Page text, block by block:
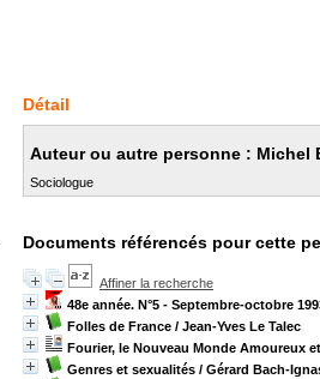
Détail
Auteur ou autre personne : Michel
Sociologue
Documents référencés pour cette
Affiner la recherche
48e année. N°5 - Septembre-octobre
Folles de France / Jean-Yves Le Talec
Fourier, le Nouveau Monde Amoureux
Genres et sexualités / Gérard Bach-